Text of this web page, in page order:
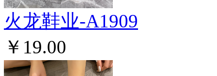
火龙鞋业-A1909
￥19.00